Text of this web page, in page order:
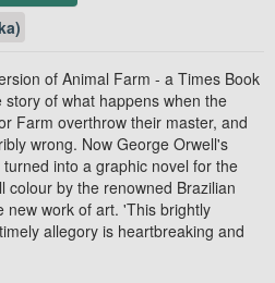
of Animal Farm - a Times Book
of what happens when the
Farm overthrow their master, and
wrong. Now George Orwell's
into a graphic novel for the
colour by the renowned Brazilian
new work of art. 'This brightly
allegory is heartbreaking and